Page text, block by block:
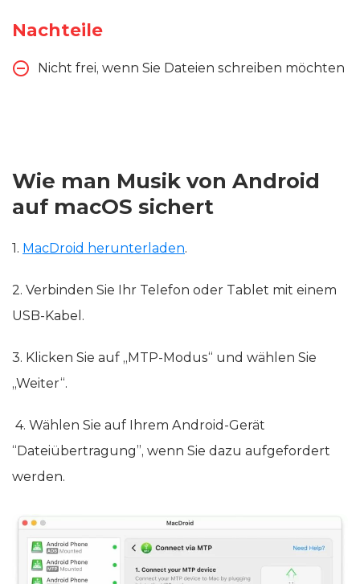
Nachteile
Nicht frei, wenn Sie Dateien schreiben möchten
Wie man Musik von Android
auf macOS sichert
1. MacDroid herunterladen.
2. Verbinden Sie Ihr Telefon oder Tablet mit einem
USB-Kabel.
3. Klicken Sie auf „MTP-Modus“ und wählen Sie
„Weiter“.
4. Wählen Sie auf Ihrem Android-Gerät
“Dateiübertragung”, wenn Sie dazu aufgefordert
werden.